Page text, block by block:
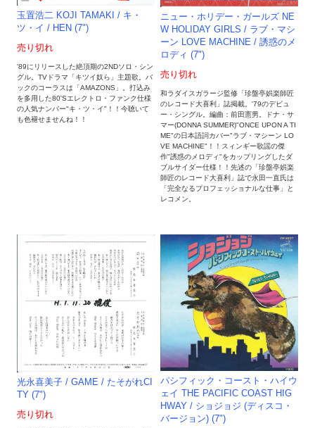
玉置浩二 KOJI TAMAKI / キ・
ツ・イ / HEN (7")
売り切れ
'89にリリースした絶頂期の2NDソロ・シン
グル。TVドラマ「キツイ奴ら」主題歌。バ
ックのコーラスは「AMAZONS」。打込み
を多用した80'Sエレクトロ・ファンク仕様
の人気ナンバー"キ・ツ・イ"！！今聴いて
も色褪せませんね！！
ニュー・ホリデー・ガールズ NE
W HOLIDAY GIRLS / ラブ・マシ
ーン LOVE MACHINE / 誘惑のメ
ロディ (7")
売り切れ
和ラダイスガラージ監修「珍盤亭娯楽師匠
のレコード大喜利」誌掲載。'79のデビュ
ー・シングル。編曲：前田憲男。ドナ・サ
マー(DONNA SUMMER)"ONCE UPON A TI
ME"の日本語詞カバー"ラブ・マシーン LO
VE MACHINE"！！スィンギー歌謡の傑
作"誘惑のメロディ"をカップリングしたダ
ブルサイダー仕様！！先述の「珍盤亭娯楽
師匠のレコード大喜利」誌で永田一直氏は
「完全なるプロフェッショナルな仕事」と
レコメン。
光永喜美子 / GAME / たそがれCI
TY (7")
売り切れ
パシフィック・コースト・ハイウ
ェイ THE PACIFIC COAST HIG
HWAY / ショジョジ (ディスコ・
バージョン) (7")